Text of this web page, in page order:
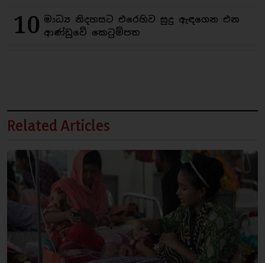
10 මාධ්‍ය නිදහසට එරෙහිව සුදු ඇඳගෙන එන
ආණ්ඩුවේ කෙටුම්පත
Related Articles